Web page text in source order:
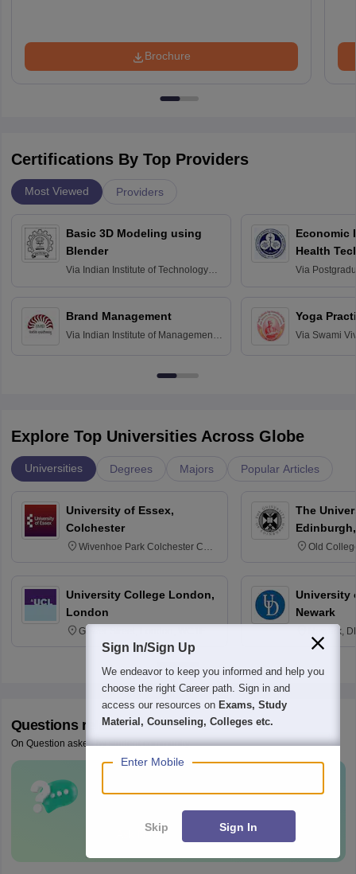
Brochure
Certifications By Top Providers
Most Viewed Providers
Basic 3D Modeling using
Blender
Via Indian Institute of Technology
Brand Management
Via Indian Institute of Management
Economic
Health
Via
Yoga
Via Swami
Explore Top Universities Across Globe
Universities Degrees Majors Popular Articles
University of Essex,
Colchester
Wivenhoe Park Colchester CO4
University College London,
London
Gower Street, London, WC1E
The
Old
University
Newark
Newark,
Questions related to RBSE 12th
On Question asked by student community
Ask Now
Sign In/Sign Up
We endeavor to keep you informed and help you
choose the right Career path. Sign in and
access our resources on Exams, Study
Material, Counseling, Colleges etc.
Enter Mobile
Skip Sign In